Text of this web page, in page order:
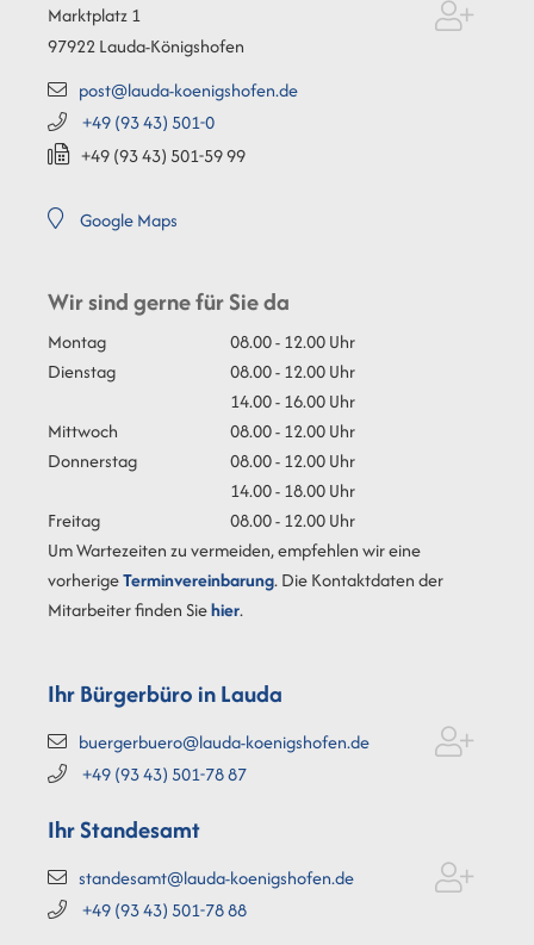
Marktplatz 1
97922Lauda-Königshofen
post@lauda-koenigshofen.de
+49 (9343) 501-0
+49 (9343) 501-5999
Google Maps
Wir sind gerne für Sie da
Montag
08.00 - 12.00 Uhr
Dienstag
08.00 - 12.00 Uhr
14.00 - 16.00 Uhr
Mittwoch
08.00 - 12.00 Uhr
Donnerstag
08.00 - 12.00 Uhr
14.00 - 18.00 Uhr
Freitag
08.00 - 12.00 Uhr
Um Wartezeiten zu vermeiden, empfehlen wir eine
vorherigeTerminvereinbarung. Die Kontaktdaten der
Mitarbeiter finden Siehier.
Ihr Bürgerbüro in Lauda
buergerbuero@lauda-koenigshofen.de
+49 (9343) 501-7887
Ihr Standesamt
standesamt@lauda-koenigshofen.de
+49 (9343) 501-7888